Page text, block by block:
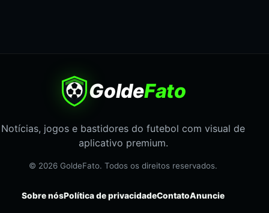
GoldeFato
Notícias, jogos e bastidores do futebol com visual de
aplicativo premium.
© 2026 GoldeFato. Todos os direitos reservados.
Sobre nósPolítica de privacidadeContatoAnuncie